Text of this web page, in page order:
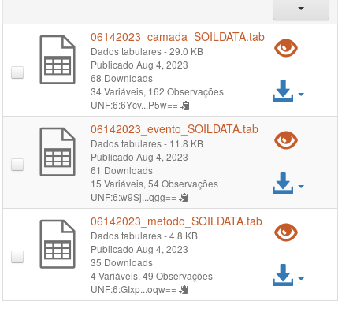
06142023_camada_SOILDATA.tab
Dados tabulares- 29.0 KB
Publicado Aug 4, 2023
68 Downloads
34 Variáveis, 162 Observações
UNF:6:6Ycv...P5w==
Pré-
06142023_evento_SOILDATA.tab
Dados tabulares- 11.8 KB
Publicado Aug 4, 2023
61 Downloads
15 Variáveis, 54 Observações
UNF:6:w9Sj...qgg==
Pré-
06142023_metodo_SOILDATA.tab
Dados tabulares- 4.8 KB
Publicado Aug 4, 2023
35 Downloads
4 Variáveis, 49 Observações
UNF:6:GIxp...oqw==
Pré-